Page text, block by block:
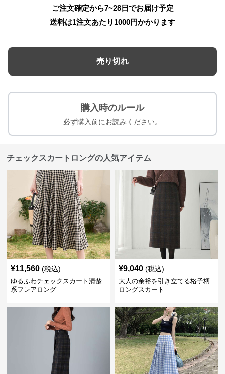
ご注文確定から7~28日でお届け予定
送料は1注文あたり 1000円かかります
売り切れ
購入時のルール
必ず購入前にお読みください。
チェックスカートロングの人気アイテム
¥11,560 (税込)
ゆるふわチェックスカート清楚
系フレアロング
¥9,040 (税込)
大人の余裕を引き立てる格子柄
ロングスカート